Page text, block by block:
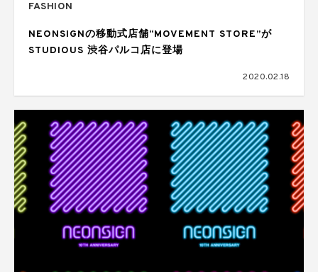
FASHION
NEONSIGNの移動式店舗“MOVEMENT STORE”が
STUDIOUS 渋谷パルコ店に登場
2020.02.18